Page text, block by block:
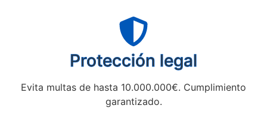
Protección legal
Evita multas de hasta 10.000.000€. Cumplimiento
garantizado.